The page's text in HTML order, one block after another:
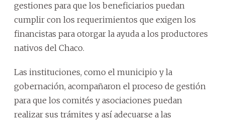
gestiones para que los beneficiarios puedan
cumplir con los requerimientos que exigen los
financistas para otorgar la ayuda a los productores
nativos del Chaco.
Las instituciones, como el municipio y la
gobernación, acompañaron el proceso de gestión
para que los comités y asociaciones puedan
realizar sus trámites y así adecuarse a las